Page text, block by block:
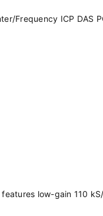
Frequency ICP DAS
low-gain 110